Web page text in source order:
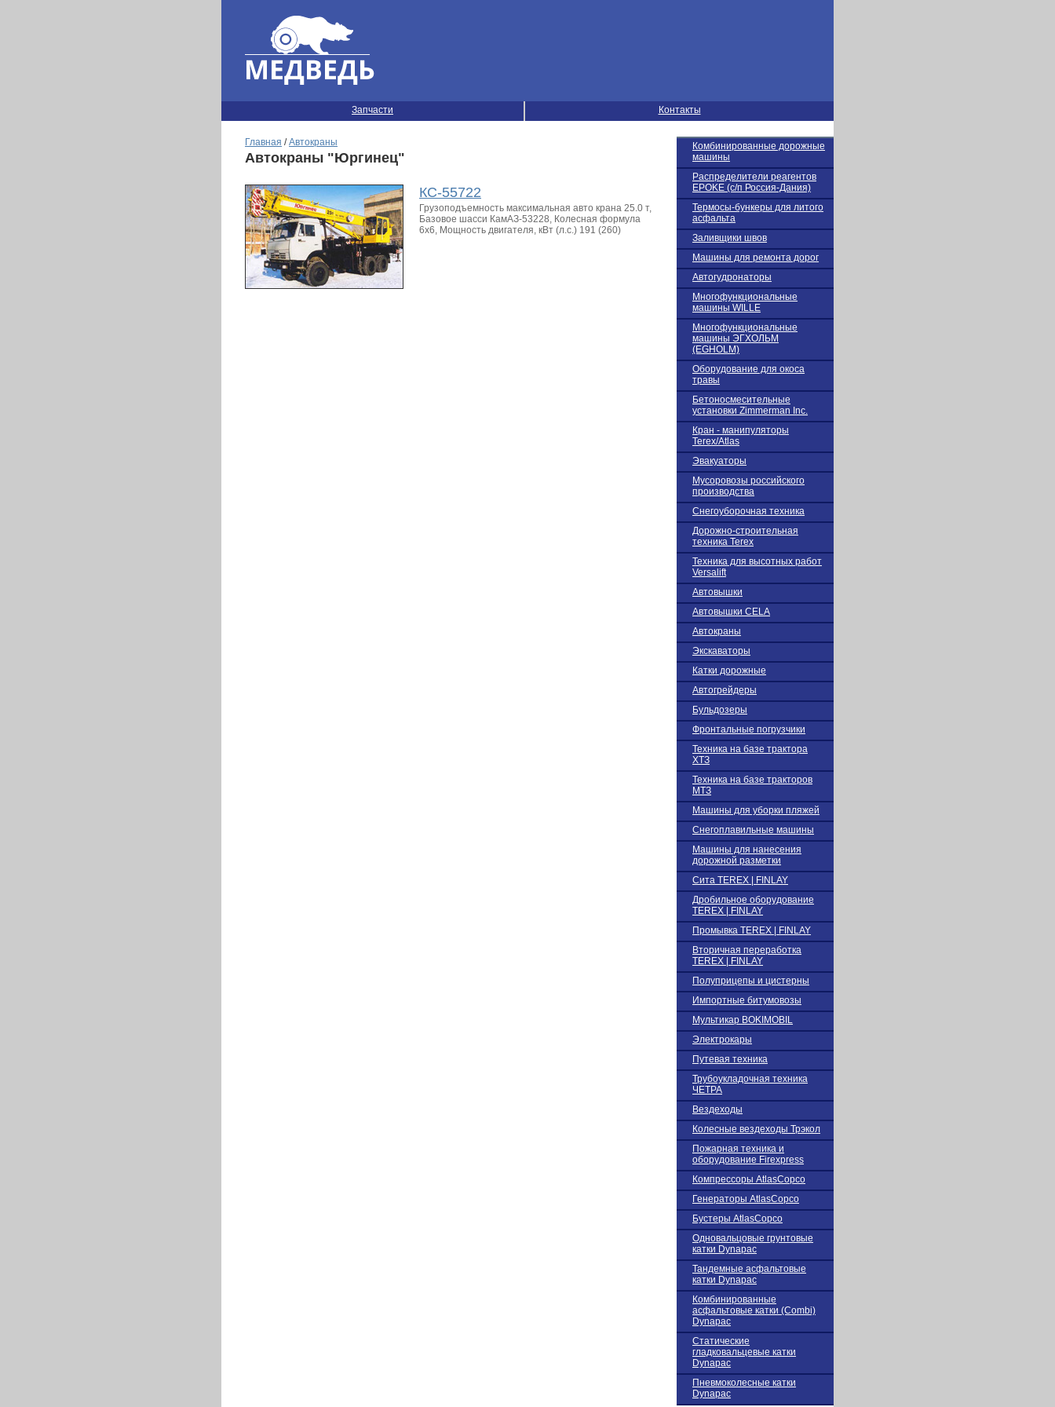
Запчасти Контакты
Главная /Автокраны
Автокраны "Юргинец"
КС-55722
Грузоподъемность максимальная авто крана 25.0 т,
Базовое шасси КамАЗ-53228, Колесная формула
6х6, Мощность двигателя, кВт (л.с.) 191 (260)
Комбинированные дорожные
машины
Распределители реагентов
EPOKE (с/п Россия-Дания)
Термосы-бункеры для литого
асфальта
Заливщики швов
Машины для ремонта дорог
Автогудронаторы
Многофункциональные
машины WILLE
Многофункциональные
машины ЭГХОЛЬМ
(EGHOLM)
Оборудование для окоса
травы
Бетоносмесительные
установки Zimmerman Inc.
Кран - манипуляторы
Terex/Atlas
Эвакуаторы
Мусоровозы российского
производства
Снегоуборочная техника
Дорожно-строительная
техника Terex
Техника для высотных работ
Versalift
Автовышки
Автовышки CELA
Автокраны
Экскаваторы
Катки дорожные
Автогрейдеры
Бульдозеры
Фронтальные погрузчики
Техника на базе трактора
ХТЗ
Техника на базе тракторов
МТЗ
Машины для уборки пляжей
Снегоплавильные машины
Машины для нанесения
дорожной разметки
Сита TEREX | FINLAY
Дробильное оборудование
TEREX | FINLAY
Промывка TEREX | FINLAY
Вторичная переработка
TEREX | FINLAY
Полуприцепы и цистерны
Импортные битумовозы
Мультикар BOKIMOBIL
Электрокары
Путевая техника
Трубоукладочная техника
ЧЕТРА
Вездеходы
Колесные вездеходы Трэкол
Пожарная техника и
оборудование Firexpress
Компрессоры AtlasCopco
Генераторы AtlasCopco
Бустеры AtlasCopco
Одновальцовые грунтовые
катки Dynapac
Тандемные асфальтовые
катки Dynapac
Комбинированные
асфальтовые катки (Combi)
Dynapac
Статические
гладковальцевые катки
Dynapac
Пневмоколесные катки
Dynapac